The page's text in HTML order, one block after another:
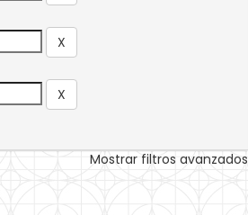
Mostrar filtros avanzados